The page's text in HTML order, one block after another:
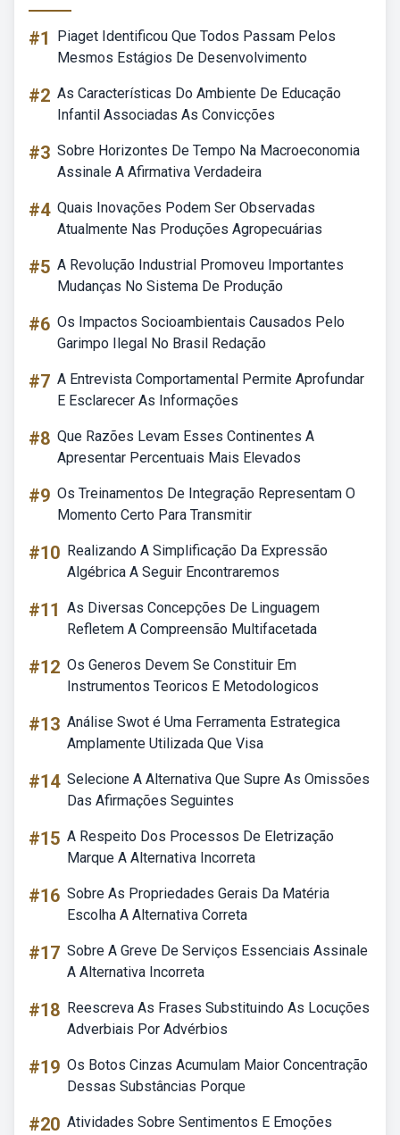
#1
Piaget Identificou Que Todos Passam Pelos
Mesmos Estágios De Desenvolvimento
#2 As Características Do Ambiente De Educação
Infantil Associadas As Convicções
#3 Sobre Horizontes De Tempo Na Macroeconomia
Assinale A Afirmativa Verdadeira
#4 Quais Inovações Podem Ser Observadas
Atualmente Nas Produções Agropecuárias
#5 A Revolução Industrial Promoveu Importantes
Mudanças No Sistema De Produção
#6 Os Impactos Socioambientais Causados Pelo
Garimpo Ilegal No Brasil Redação
#7 A Entrevista Comportamental Permite Aprofundar
E Esclarecer As Informações
#8 Que Razões Levam Esses Continentes A
Apresentar Percentuais Mais Elevados
#9 Os Treinamentos De Integração Representam O
Momento Certo Para Transmitir
#10 Realizando A Simplificação Da Expressão
Algébrica A Seguir Encontraremos
#11 As Diversas Concepções De Linguagem
Refletem A Compreensão Multifacetada
#12 Os Generos Devem Se Constituir Em
Instrumentos Teoricos E Metodologicos
#13 Análise Swot é Uma Ferramenta Estrategica
Amplamente Utilizada Que Visa
#14 Selecione A Alternativa Que Supre As Omissões
Das Afirmações Seguintes
#15 A Respeito Dos Processos De Eletrização
Marque A Alternativa Incorreta
#16 Sobre As Propriedades Gerais Da Matéria
Escolha A Alternativa Correta
#17 Sobre A Greve De Serviços Essenciais Assinale
A Alternativa Incorreta
#18 Reescreva As Frases Substituindo As Locuções
Adverbiais Por Advérbios
#19 Os Botos Cinzas Acumulam Maior Concentração
Dessas Substâncias Porque
#20 Atividades Sobre Sentimentos E Emoções